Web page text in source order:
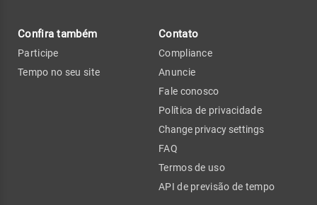
Confira também
Participe
Tempo no seu site
Contato
Compliance
Anuncie
Fale conosco
Política de privacidade
Change privacy settings
FAQ
Termos de uso
API de previsão de tempo